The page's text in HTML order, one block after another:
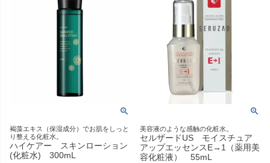
褐藻エキス（保湿成分）でお肌をしっと
り整える化粧水。
ハイケアー スキンローション
(化粧水) 300mL
美容液のような感触の化粧水。
セルザードUS モイスチュア
アップエッセンスE→1（薬用美
容化粧液） 55mL